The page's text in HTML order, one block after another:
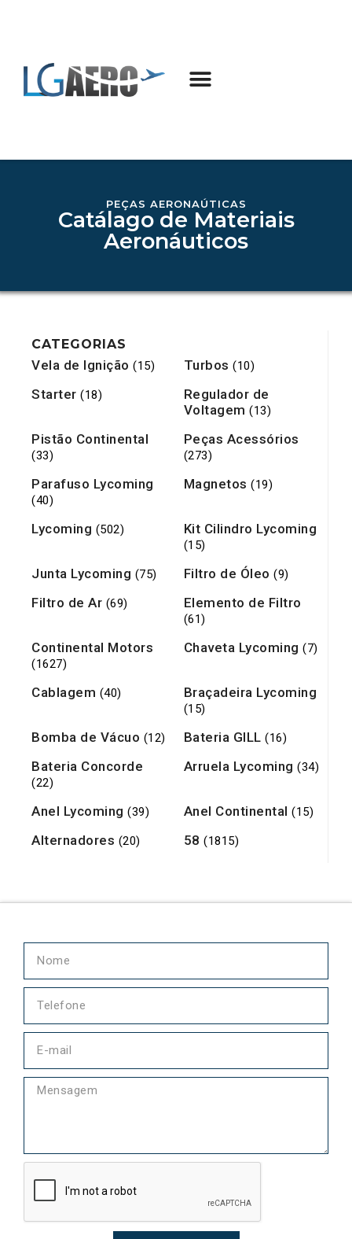
PEÇAS AERONAÚTICAS
Catálago de Materiais
Aeronáuticos
CATEGORIAS
Vela de Ignição (15) Turbos (10)
Starter (18)
Regulador de
Voltagem (13)
Pistão Continental
(33)
Peças Acessórios
(273)
Parafuso Lycoming
(40)
Magnetos (19)
Lycoming (502) Kit Cilindro Lycoming
(15)
Junta Lycoming (75) Filtro de Óleo (9)
Filtro de Ar (69) Elemento de Filtro
(61)
Continental Motors
(1627)
Chaveta Lycoming (7)
Cablagem (40) Braçadeira Lycoming
(15)
Bomba de Vácuo (12) Bateria GILL (16)
Bateria Concorde
(22)
Arruela Lycoming (34)
Anel Lycoming (39) Anel Continental (15)
Alternadores (20) 58 (1815)